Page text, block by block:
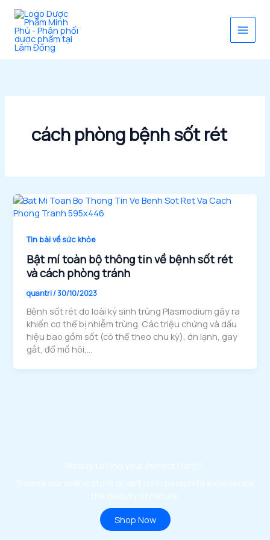
dung
cách phòng bệnh sốt rét
Tin bài về sức khỏe
Bật mí toàn bộ thông tin về bệnh sốt rét
và cách phòng tránh
quantri/30/10/2023
Bệnh sốt rét do loài ký sinh trùng Plasmodium gây ra
khiến cơ thể bị nhiễm trùng. Các triệu chứng và dấu
hiệu bao gồm sốt (có thể theo chu kỳ), ớn lạnh, gay
gắt, đổ mồ hôi,…
Ready to Find your Perfect Plant?
Browse our online store or visit us in person to experience
the beauty of nature.
Shop Now